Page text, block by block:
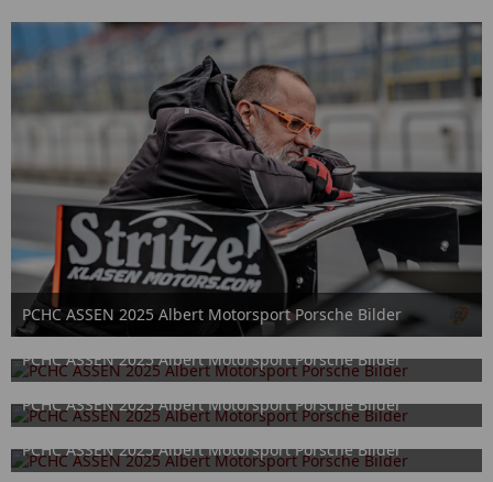
PCHC ASSEN 2025 Albert Motorsport Porsche Bilder
2. Oktober 2025
PCHC ASSEN 2025 Albert Motorsport Porsche Bilder
2. Oktober 2025
PCHC ASSEN 2025 Albert Motorsport Porsche Bilder
2. Oktober 2025
PCHC ASSEN 2025 Albert Motorsport Porsche Bilder
2. Oktober 2025